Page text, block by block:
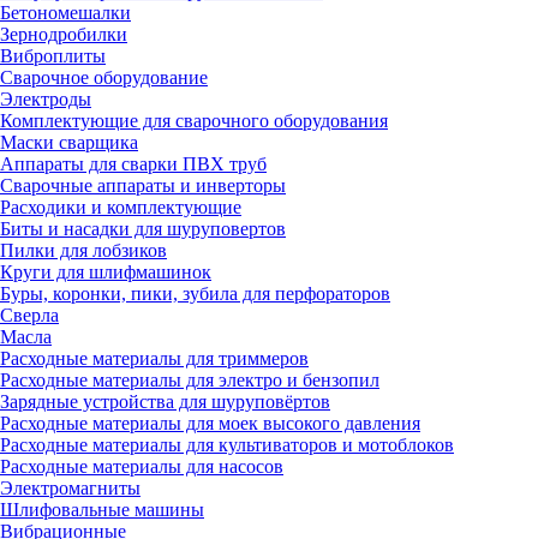
Бетономешалки
Зернодробилки
Виброплиты
Сварочное оборудование
Электроды
Комплектующие для сварочного оборудования
Маски сварщика
Аппараты для сварки ПВХ труб
Сварочные аппараты и инверторы
Расходики и комплектующие
Биты и насадки для шуруповертов
Пилки для лобзиков
Круги для шлифмашинок
Буры, коронки, пики, зубила для перфораторов
Сверла
Масла
Расходные материалы для триммеров
Расходные материалы для электро и бензопил
Зарядные устройства для шуруповёртов
Расходные материалы для моек высокого давления
Расходные материалы для культиваторов и мотоблоков
Расходные материалы для насосов
Электромагниты
Шлифовальные машины
Вибрационные